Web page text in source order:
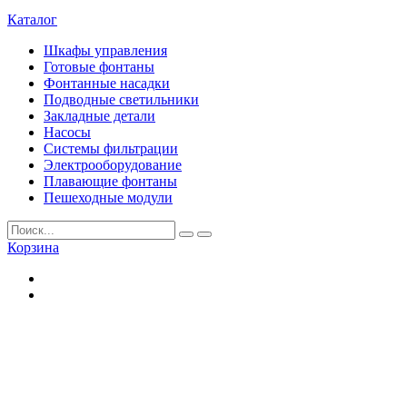
Каталог
Шкафы управления
Готовые фонтаны
Фонтанные насадки
Подводные светильники
Закладные детали
Насосы
Системы фильтрации
Электрооборудование
Плавающие фонтаны
Пешеходные модули
Корзина